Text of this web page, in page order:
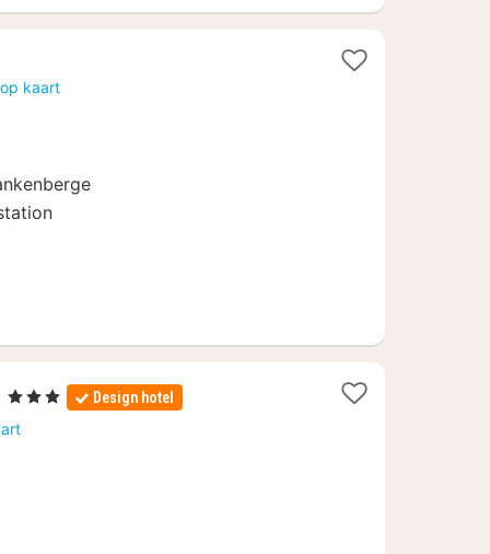
kaart
1
nacht
vanaf
, 3 Sterren Design hotel